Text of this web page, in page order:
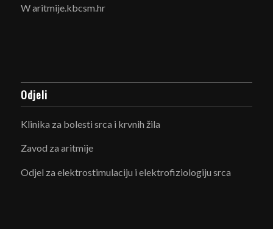
W aritmije.kbcsm.hr
Odjeli
Klinika za bolesti srca i krvnih žila
Zavod za aritmije
Odjel za elektrostimulaciju i elektrofiziologiju srca